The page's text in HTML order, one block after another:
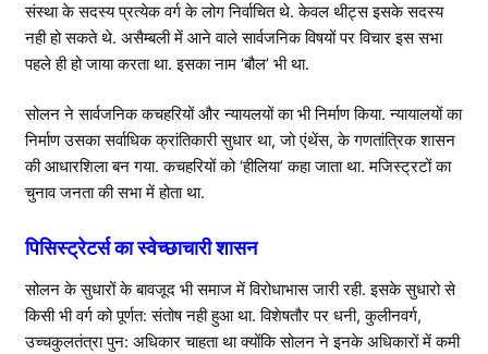
संस्था के सदस्य प्रत्येक वर्ग के लोग निर्वाचित थे. केवल थीट्स इसके सदस्य
नही हो सकते थे. असैम्बली में आने वाले सार्वजनिक विषयों पर विचार इस सभा
पहले ही हो जाया करता था. इसका नाम ‘बौल’ भी था.
सोलन ने सार्वजनिक कचहरियों और न्यायलयों का भी निर्माण किया. न्यायालयों का
निर्माण उसका सर्वाधिक क्रांतिकारी सुधार था, जो एंथेंस, के गणतांत्रिक शासन
की आधारशिला बन गया. कचहरियों को ‘हीलिया’ कहा जाता था. मजिस्ट्रटों का
चुनाव जनता की सभा में होता था.
पिसिस्ट्रेटर्स का स्वेच्छाचारी शासन
सोलन के सुधारों के बावजूद भी समाज में विरोधाभास जारी रही. इसके सुधारो से
किसी भी वर्ग को पूर्णत: संतोष नही हुआ था. विशेषतौर पर धनी, कुलीनवर्ग,
उच्चकुलतंत्रा पुन: अधिकार चाहता था क्योंकि सोलन ने इनके अधिकारों में कमी